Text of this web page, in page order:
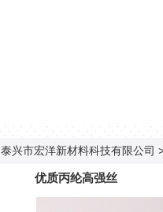
泰兴市宏洋新材料科技有限公司
优质丙纶高强丝